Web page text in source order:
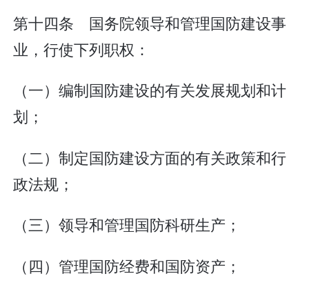
第十四条 国务院领导和管理国防建设事
业，行使下列职权：
（一）编制国防建设的有关发展规划和计
划；
（二）制定国防建设方面的有关政策和行
政法规；
（三）领导和管理国防科研生产；
（四）管理国防经费和国防资产；